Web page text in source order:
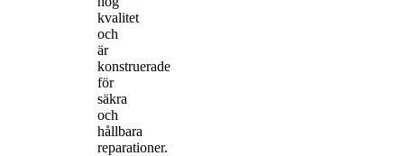
kvalitet
och
är
konstruerade
för
säkra
och
hållbara
reparationer.